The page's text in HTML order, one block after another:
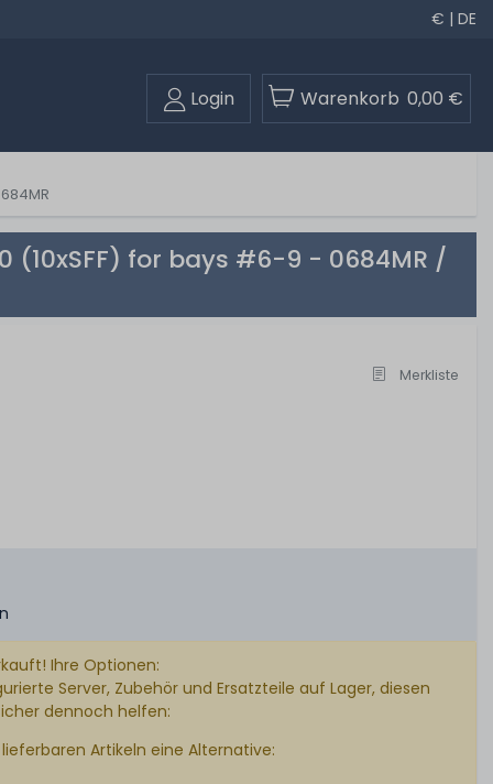
€ | DE
Login Warenkorb 0,00 €
(10xSFF) for bays #6-9 - 0684MR /
Merkliste
Ihre Optionen:
Server, Zubehör und Ersatzteile auf Lager, diesen
dennoch helfen:
Artikeln eine Alternative: